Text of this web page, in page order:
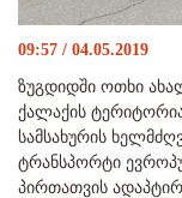
09:57 / 04.05.2019
ზუგდიდში ოთხი
ქალაქის
სამსახურის
ტრანსპორტი
პირთათვის